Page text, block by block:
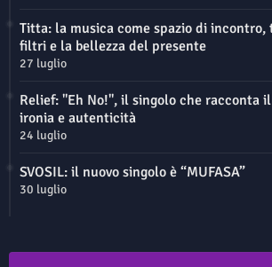
Titta: la musica come spazio di incontro,
filtri e la bellezza del presente
27 luglio
Relief: "Eh No!", il singolo che racconta
ironia e autenticità
24 luglio
SVOSIL: il nuovo singolo è “MUFASA”
30 luglio